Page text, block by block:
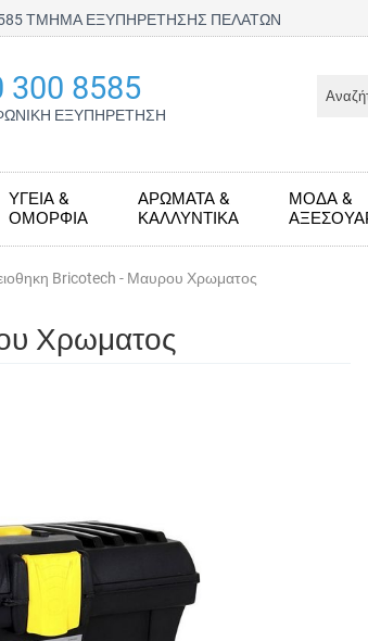
ΤΜΗΜΑ ΕΞΥΠΗΡΕΤΗΣΗΣ ΠΕΛΑΤΩΝ
300 8585
ΕΞΥΠΗΡΕΤΗΣΗ
ΥΓΕΊΑ &
ΟΜΟΡΦΙΆ
ΑΡΏΜΑΤΑ &
ΚΑΛΛΥΝΤΙΚΆ
ΜΌΔΑ &
Bricotech - Μαυρου Χρωματος
Χρωματος